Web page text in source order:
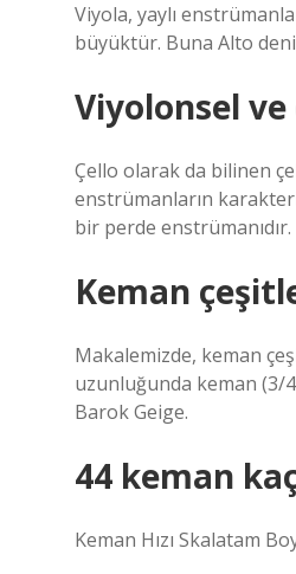
Viyola, yaylı
büyüktür. Buna Alto
Viyolonsel ve
Çello olarak da bilinen
enstrümanların
bir perde enstrümanıdır.
Keman
Makalemizde, keman
uzunluğunda keman (3/
Barok Geige.
44 keman
Keman Hızı Skalatam